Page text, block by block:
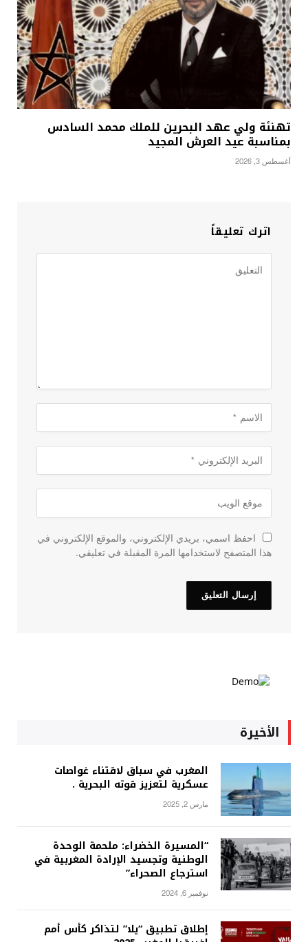
تهنئة ولي عهد البحرين للملك محمد السادس
بمناسبة عيد العرش المجيد
أغسطس 3, 2026
اترك تعليقاً
احفظ اسمي، بريدي الإلكتروني، والموقع الإلكتروني في
هذا المتصفح لاستخدامها المرة المقبلة في تعليقي.
الأخيرة
المغرب في سباق لاقتناء غواصات
عسكرية لتعزيز قوته البحرية .
مارس 2, 2025
“المسيرة الخضراء: ملحمة الوحدة
الوطنية وتجسيد الإرادة المغربية في
استرجاع الصحراء”
نوفمبر 6, 2024
إطلاق تطبيق “يلا” لتذاكر كأس أمم